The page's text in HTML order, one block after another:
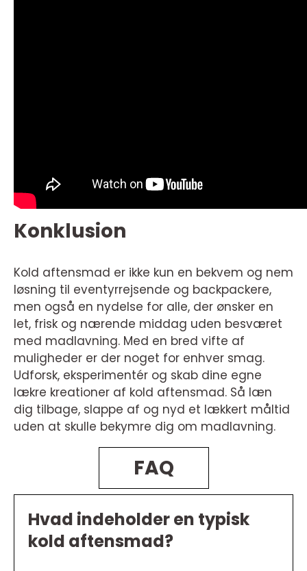
Konklusion
Kold aftensmad er ikke kun en bekvem og nem
løsning til eventyrrejsende og backpackere,
men også en nydelse for alle, der ønsker en
let, frisk og nærende middag uden besværet
med madlavning. Med en bred vifte af
muligheder er der noget for enhver smag.
Udforsk, eksperimentér og skab dine egne
lækre kreationer af kold aftensmad. Så læn
dig tilbage, slappe af og nyd et lækkert måltid
uden at skulle bekymre dig om madlavning.
FAQ
Hvad indeholder en typisk
kold aftensmad?